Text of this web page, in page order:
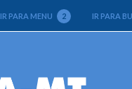
IR PARA MENU 2 IR PARA